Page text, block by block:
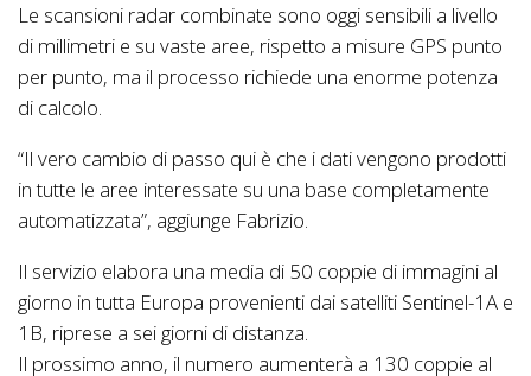
Le scansioni radar combinate sono oggi sensibili a livello
di millimetri e su vaste aree, rispetto a misure GPS punto
per punto, ma il processo richiede una enorme potenza
di calcolo.
“Il vero cambio di passo qui è che i dati vengono prodotti
in tutte le aree interessate su una base completamente
automatizzata”, aggiunge Fabrizio.
Il servizio elabora una media di 50 coppie di immagini al
giorno in tutta Europa provenienti dai satelliti Sentinel-1A e
1B, riprese a sei giorni di distanza.
Il prossimo anno, il numero aumenterà a 130 coppie al